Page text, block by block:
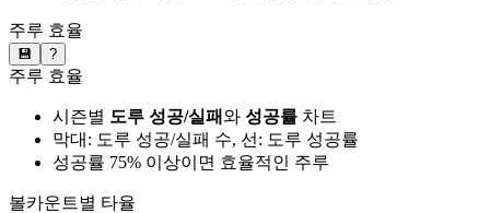
주루 효율
💾 ?
주루 효율
시즌별 도루 성공/실패와 성공률 차트
막대: 도루 성공/실패 수, 선: 도루 성공률
성공률 75% 이상이면 효율적인 주루
볼카운트별 타율